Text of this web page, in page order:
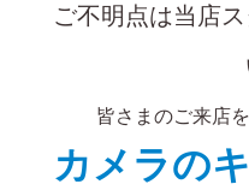
ご不明点は当店
皆さまのご来店
カメラの